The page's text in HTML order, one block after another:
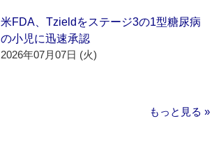
米FDA、Tzieldをステージ3の1型糖尿病
の小児に迅速承認
2026年07月07日 (火)
もっと見る »